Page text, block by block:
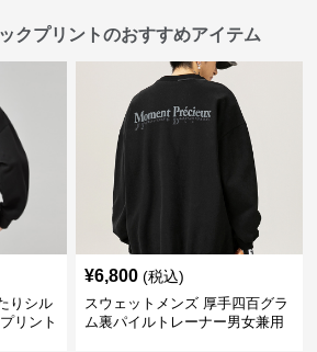
クプリントのおすすめアイテム
りシル
リント
¥6,800 (税込)
スウェットメンズ 厚手四百グラ
ム裏パイルトレーナー男女兼用